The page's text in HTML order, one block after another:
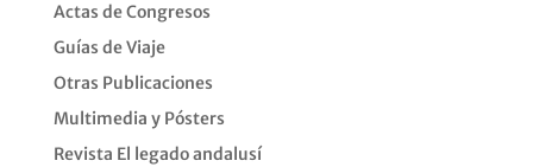
Actas de Congresos
Guías de Viaje
Otras Publicaciones
Multimedia y Pósters
Revista El legado andalusí